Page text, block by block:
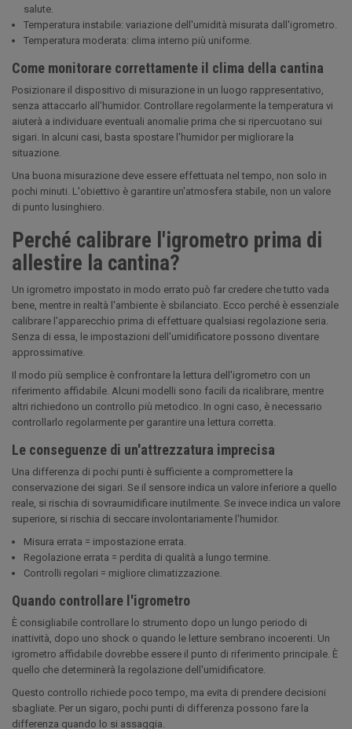
salute.
Temperatura instabile: variazione dell'umidità misurata dall'igrometro.
Temperatura moderata: clima interno più uniforme.
Come monitorare correttamente il clima della cantina
Posizionare il dispositivo di misurazione in un luogo rappresentativo,
senza attaccarlo all'humidor. Controllare regolarmente la temperatura vi
aiuterà a individuare eventuali anomalie prima che si ripercuotano sui
sigari. In alcuni casi, basta spostare l'humidor per migliorare la
situazione.
Una buona misurazione deve essere effettuata nel tempo, non solo in
pochi minuti. L'obiettivo è garantire un'atmosfera stabile, non un valore
di punto lusinghiero.
Perché calibrare l'igrometro prima di
allestire la cantina?
Un igrometro impostato in modo errato può far credere che tutto vada
bene, mentre in realtà l'ambiente è sbilanciato. Ecco perché è essenziale
calibrare l'apparecchio prima di effettuare qualsiasi regolazione seria.
Senza di essa, le impostazioni dell'umidificatore possono diventare
approssimative.
Il modo più semplice è confrontare la lettura dell'igrometro con un
riferimento affidabile. Alcuni modelli sono facili da ricalibrare, mentre
altri richiedono un controllo più metodico. In ogni caso, è necessario
controllarlo regolarmente per garantire una lettura corretta.
Le conseguenze di un'attrezzatura imprecisa
Una differenza di pochi punti è sufficiente a compromettere la
conservazione dei sigari. Se il sensore indica un valore inferiore a quello
reale, si rischia di sovraumidificare inutilmente. Se invece indica un valore
superiore, si rischia di seccare involontariamente l'humidor.
Misura errata = impostazione errata.
Regolazione errata = perdita di qualità a lungo termine.
Controlli regolari = migliore climatizzazione.
Quando controllare l'igrometro
È consigliabile controllare lo strumento dopo un lungo periodo di
inattività, dopo uno shock o quando le letture sembrano incoerenti. Un
igrometro affidabile dovrebbe essere il punto di riferimento principale. È
quello che determinerà la regolazione dell'umidificatore.
Questo controllo richiede poco tempo, ma evita di prendere decisioni
sbagliate. Per un sigaro, pochi punti di differenza possono fare la
differenza quando lo si assaggia.